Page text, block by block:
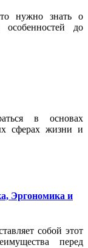
нужно знать о
до
в основах
сферах жизни и
Эргономика и
собой этот
перед